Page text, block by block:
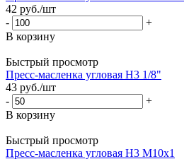
42 руб./шт
-
+
В корзину
Быстрый просмотр
Пресс-масленка угловая H3 1/8"
43 руб./шт
-
+
В корзину
Быстрый просмотр
Пресс-масленка угловая H3 M10x1